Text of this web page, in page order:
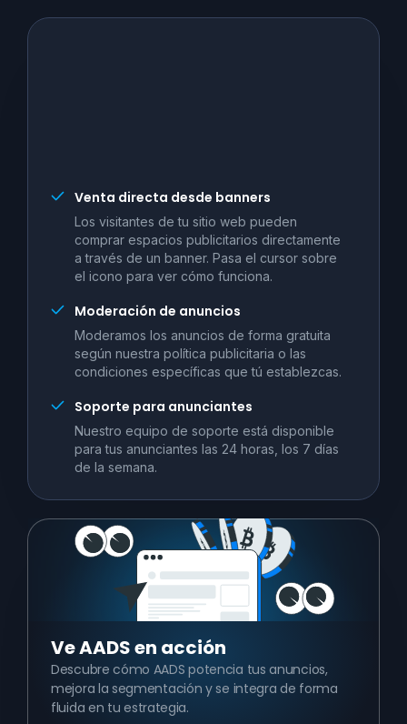
Venta directa desde banners
Los visitantes de tu sitio web pueden
comprar espacios publicitarios directamente
a través de un banner. Pasa el cursor sobre
el icono para ver cómo funciona.
Moderación de anuncios
Moderamos los anuncios de forma gratuita
según nuestra política publicitaria o las
condiciones específicas que tú establezcas.
Soporte para anunciantes
Nuestro equipo de soporte está disponible
para tus anunciantes las 24 horas, los 7 días
de la semana.
VeAADS en acción
Descubre cómo AADS potencia tus anuncios,
mejora la segmentación y se integra de forma
fluida en tu estrategia.